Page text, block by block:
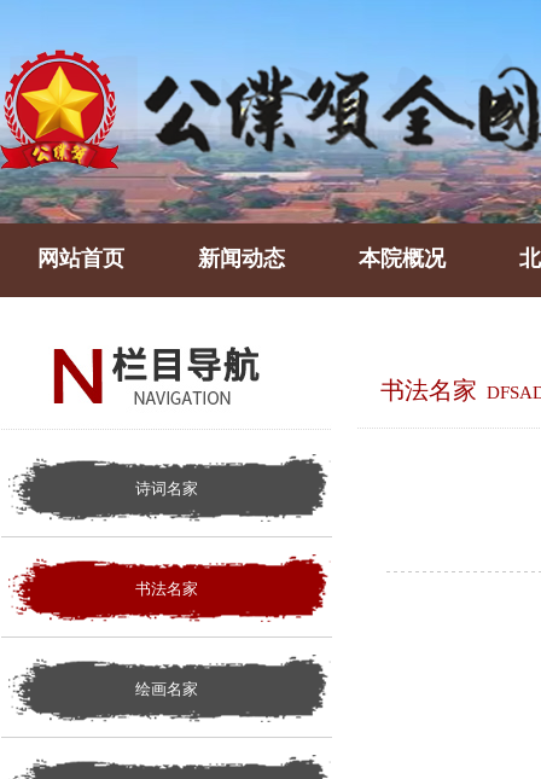
网站首页 新闻动态 本院概况
诗词名家
书法名家
绘画名家
书法名家